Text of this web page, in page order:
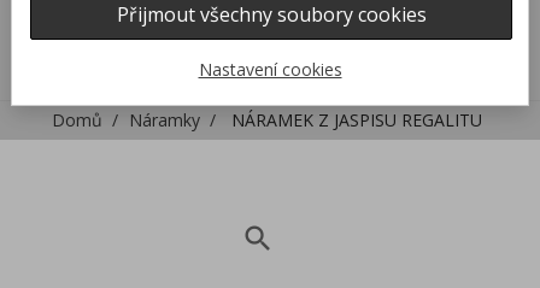
Domů Náramky NÁRAMEK Z JASPISU REGALITU
search
Přijmout všechny soubory cookies
Nastavení cookies